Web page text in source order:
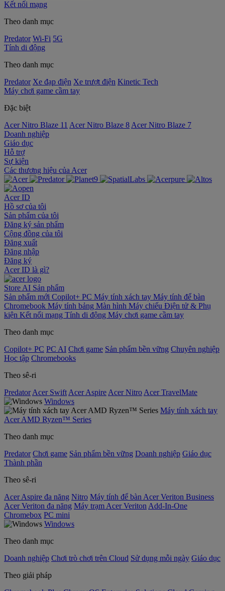
Kết nối mạng
Theo danh mục
Predator Wi-Fi 5G
Tính di động
Theo danh mục
Predator Xe đạp điện Xe trượt điện Kinetic Tech
Máy chơi game cầm tay
Đặc biệt
Acer Nitro Blaze 11 Acer Nitro Blaze 8 Acer Nitro Blaze 7
Doanh nghiệp
Giáo dục
Hỗ trợ
Sự kiện
‌Các thương hiệu của Acer
Acer ID
Hồ sơ của tôi
Sản phẩm của tôi
Đăng ký sản phẩm
Cộng đồng của tôi
Đăng xuất
Đăng nhập
Đăng ký
Acer ID là gì?
Store AI Sản phẩm
Sản phẩm mới Copilot+ PC Máy tính xách tay Máy tính để bàn
Chromebook Máy tính bảng Màn hình Máy chiếu Điện tử & Phụ
kiện Kết nối mạng Tính di động Máy chơi game cầm tay
Theo danh mục
Copilot+ PC PC AI Chơi game Sản phẩm bền vững Chuyên nghiệp
Học tập Chromebooks
Theo sê-ri
Predator Acer Swift Acer Aspire Acer Nitro Acer TravelMate
Windows
Máy tính xách tay
Acer AMD Ryzen™ Series
Theo danh mục
Predator Chơi game Sản phẩm bền vững Doanh nghiệp Giáo dục
Thành phần
Theo sê-ri
Acer Aspire đa năng Nitro Máy tính để bàn Acer Veriton Business
Acer Veriton đa năng Máy trạm Acer Veriton Add-In-One
Chromebox PC mini
Windows
Theo danh mục
Doanh nghiệp Chơi trò chơi trên Cloud Sử dụng mỗi ngày Giáo dục
Theo giải pháp